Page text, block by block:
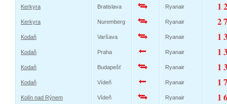
Kerkyra Bratislava Ryanair 1
Kerkyra Nuremberg Ryanair 2
Kodaň Varšava Ryanair 1
Kodaň Praha Ryanair 1
Kodaň Budapešť Ryanair 1
Kodaň Vídeň Ryanair 1
Kolín nad Rýnem Vídeň Ryanair 1